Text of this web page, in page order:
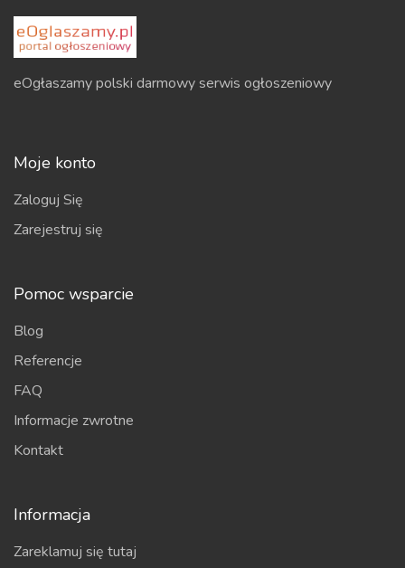
eOgłaszamy polski darmowy serwis ogłoszeniowy
Moje konto
Zaloguj Się
Zarejestruj się
Pomoc wsparcie
Blog
Referencje
FAQ
Informacje zwrotne
Kontakt
Informacja
Zareklamuj się tutaj